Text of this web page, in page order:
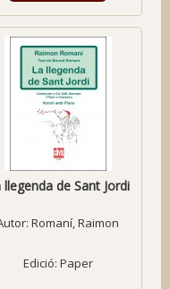
llegenda de Sant Jordi
Romaní, Raimon
Edició: Paper